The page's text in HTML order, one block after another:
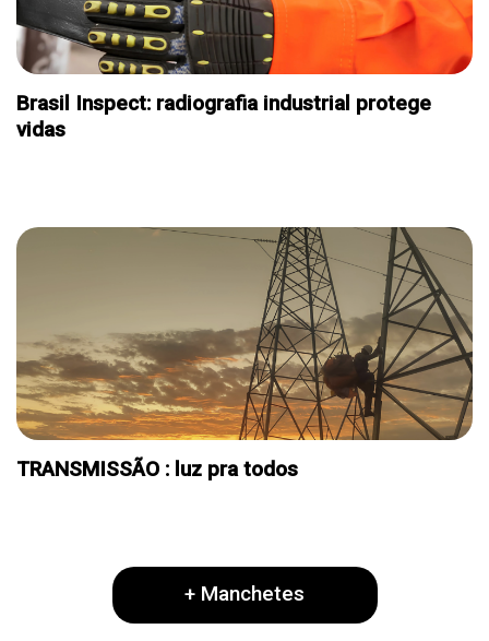
Brasil Inspect: radiografia industrial protege
vidas
TRANSMISSÃO : luz pra todos
+ Manchetes